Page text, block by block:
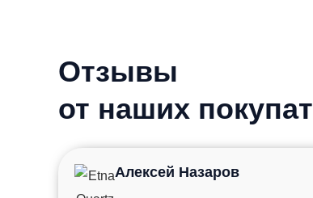
Отзывы
от наших
Алексей Назаров